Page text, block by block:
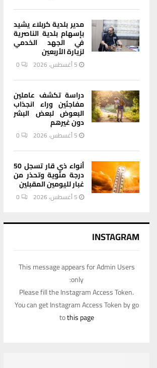
مدير بلدية كربلاء يشيد
بإسهام بلدية الناصرية
في الجهد الخدمي
لزيارة الأربعين
5 أغسطس، 2026 0
دراسة تكشف عاملين
مفاجئين وراء انجذاب
البعوض لبعض البشر
دون غيرهم
5 أغسطس، 2026 0
أنواء ذي قار تسجل 50
درجة مئوية وتحذر من
غبار لليومين المقبلين
5 أغسطس، 2026 0
INSTAGRAM
This message appears for Admin Users
only:
Please fill the Instagram Access Token.
You can get Instagram Access Token by go
tothis page